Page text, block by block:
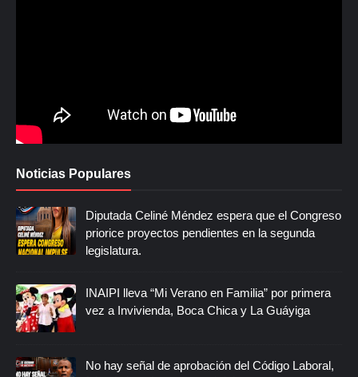
Noticias Populares
Diputada Celiné Méndez espera que el Congreso
priorice proyectos pendientes en la segunda
legislatura.
INAIPI lleva “Mi Verano en Familia” por primera
vez a Invivienda, Boca Chica y La Guáyiga
No hay señal de aprobación del Código Laboral,